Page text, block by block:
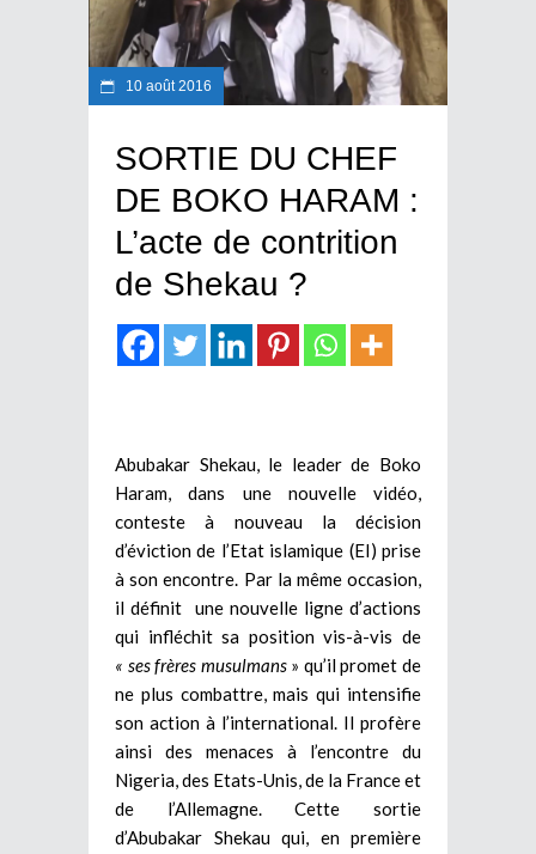
10 août 2016
SORTIE DU CHEF
DE BOKO HARAM :
L’acte de contrition
de Shekau ?
Abubakar Shekau, le leader de Boko
Haram, dans une nouvelle vidéo,
conteste à nouveau la décision
d’éviction de l’Etat islamique (EI) prise
à son encontre. Par la même occasion,
il définit une nouvelle ligne d’actions
qui infléchit sa position vis-à-vis de
« ses frères musulmans » qu’il promet de
ne plus combattre, mais qui intensifie
son action à l’international. Il profère
ainsi des menaces à l’encontre du
Nigeria, des Etats-Unis, de la France et
de l’Allemagne.Cette sortie
d’Abubakar Shekau qui, en première